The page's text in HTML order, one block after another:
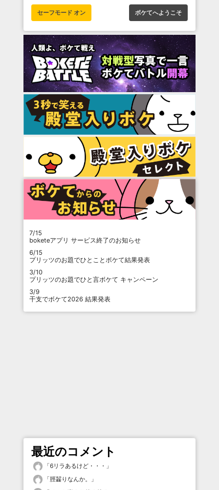
セーフモード オン ボケてへようこそ
7/15
boketeアプリ サービス終了のお知らせ
6/15
プリッツのお題でひとことボケて結果発表
3/10
プリッツのお題でひと言ボケて キャンペーン
3/9
干支でボケて2026 結果発表
最近のコメント
「6リラあるけど・・・ 」
「脛齧りなんか。
」